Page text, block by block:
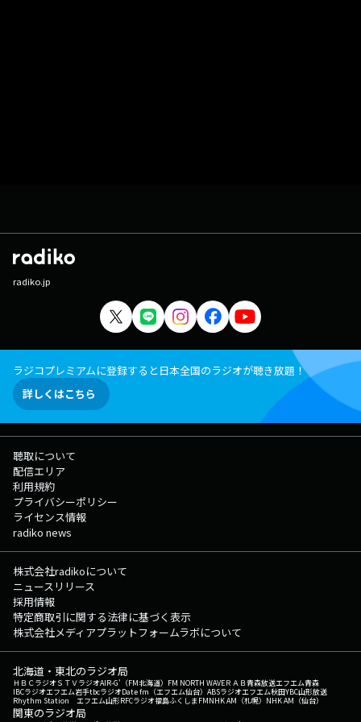
radiko.jp
ラジコプレミアムに登録すると日本全国のラジオが聴き放題！
詳しくはこちら
聴取について
配信エリア
利用規約
プライバシーポリシー
ライセンス情報
radiko news
株式会社radikoについて
ニュースリリース
採用情報
特定商取引に関する法律に基づく表示
株式会社メディアプラットフォームラボについて
北海道・東北のラジオ局
ＨＢＣラジオＳＴＶラジオAIR-G'（FM北海道） FM NORTH WAVEＲＡＢ青森放送エフエム青森
IBCラジオエフエム岩手tbcラジオDate fm（エフエム仙台） ABSラジオエフエム秋田YBC山形放送
Rhythm Station エフエム山形RFCラジオ福島ふくしまFMNHK AM（札幌） NHK AM（仙台）
関東のラジオ局